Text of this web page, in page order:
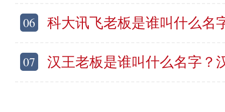
06 科大讯飞老板是谁叫什么名字？科
07 汉王老板是谁叫什么名字？汉